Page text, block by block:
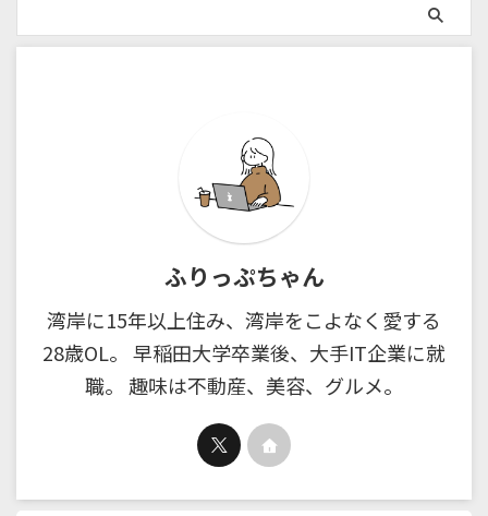
ふりっぷちゃん
湾岸に15年以上住み、湾岸をこよなく愛する
28歳OL。 早稲田大学卒業後、大手IT企業に就
職。 趣味は不動産、美容、グルメ。